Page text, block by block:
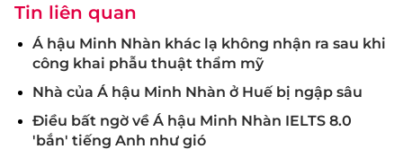
Tin liên quan
Á hậu Minh Nhàn khác lạ không nhận ra sau khi
công khai phẫu thuật thẩm mỹ
Nhà của Á hậu Minh Nhàn ở Huế bị ngập sâu
Điều bất ngờ về Á hậu Minh Nhàn IELTS 8.0
'bắn' tiếng Anh như gió